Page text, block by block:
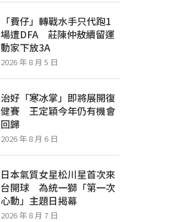
「費仔」轉戰水手只代跑1
場遭DFA 莊陳仲敖續留運
動家下放3A
2026 年 8 月 5 日
治好「寒冰掌」即將展開復
健賽 王定穎今年仍有機會
回歸
2026 年 8 月 6 日
日本氣質女星松川星首次來
台開球 為統一獅「第一次
心動」主題日揭幕
2026 年 8 月 7 日